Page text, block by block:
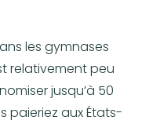
les gymnases
relativement peu
jusqu’à 50
paieriez aux États-